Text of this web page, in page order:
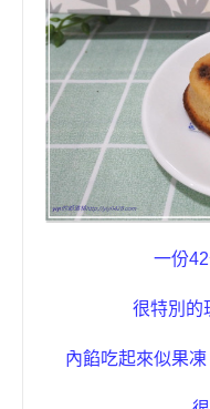
一份42
很特別的
內餡吃起來似果